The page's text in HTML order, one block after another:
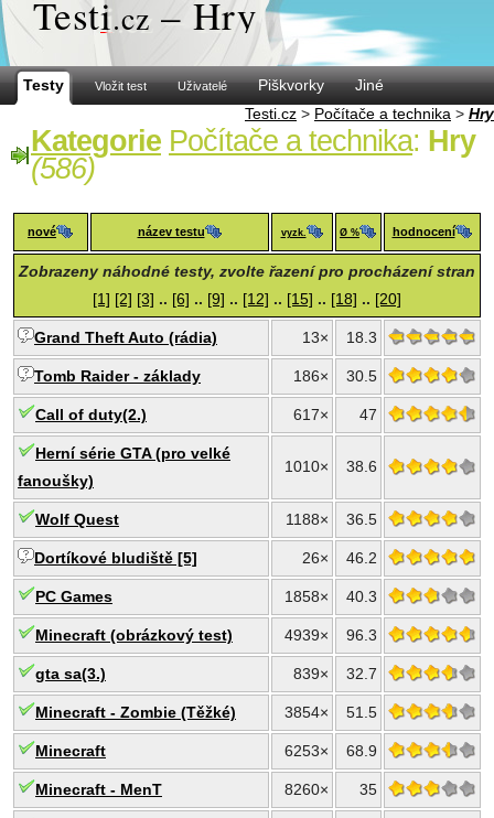
Testi.cz – Hry
Testy Vložit test Uživatelé Piškvorky
Jiné
Testi.cz > Počítače a technika > Hry
Kategorie Počítače a technika: Hry
(586)
nové název testu vyzk. Ø % hodnocení
Zobrazeny náhodné testy, zvolte řazení pro procházení stran
[1] [2] [3] .. [6] .. [9] .. [12] .. [15] .. [18] .. [20]
Grand Theft Auto (rádia) 13× 18.3
Tomb Raider - základy 186× 30.5
Call of duty(2.) 617× 47
Herní série GTA (pro velké
fanoušky)
1010× 38.6
Wolf Quest 1188× 36.5
Dortíkové bludiště [5] 26× 46.2
PC Games 1858× 40.3
Minecraft (obrázkový test) 4939× 96.3
gta sa(3.) 839× 32.7
Minecraft - Zombie (Těžké) 3854× 51.5
Minecraft 6253× 68.9
Minecraft - MenT 8260× 35